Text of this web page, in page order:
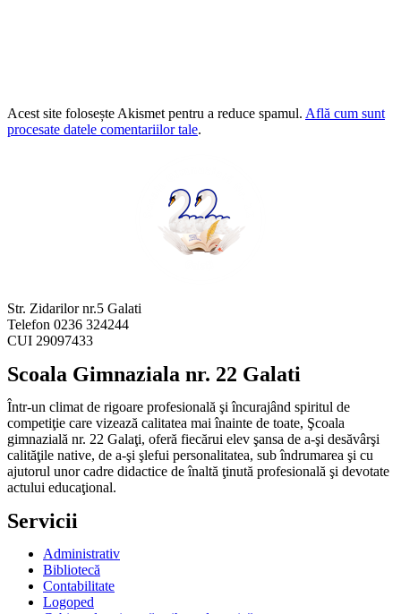
Acest site folosește Akismet pentru a reduce spamul. Află cum sunt
procesate datele comentariilor tale.
Str. Zidarilor nr.5 Galati
Telefon 0236 324244
CUI 29097433
Scoala Gimnaziala nr. 22 Galati
Într-un climat de rigoare profesională şi încurajând spiritul de
competiţie care vizează calitatea mai înainte de toate, Şcoala
gimnazială nr. 22 Galaţi, oferă fiecărui elev şansa de a-şi desăvârşi
calităţile native, de a-şi şlefui personalitatea, sub îndrumarea şi cu
ajutorul unor cadre didactice de înaltă ţinută profesională şi devotate
actului educaţional.
Servicii
Administrativ
Bibliotecă
Contabilitate
Logoped